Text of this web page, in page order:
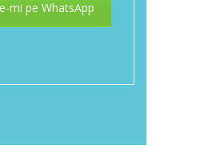
mi pe WhatsApp